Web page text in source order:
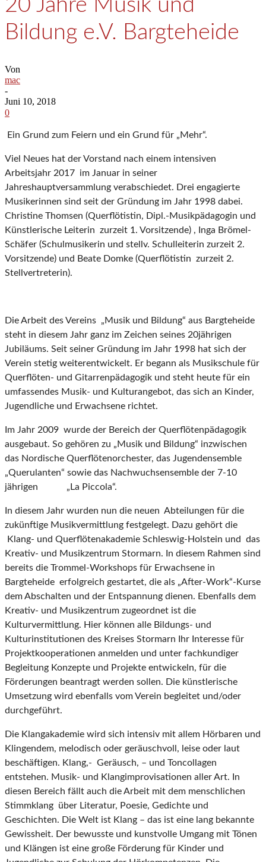
Bildung e.V. Bargteheide
Von
mac
-
Juni 10, 2018
0
Ein Grund zum Feiern und ein Grund für „Mehr“.
Viel Neues hat der Vorstand nach einem intensiven
Arbeitsjahr 2017 im Januar in seiner
Jahreshauptversammlung verabschiedet. Drei engagierte
Musikerinnen sind seit der Gründung im Jahr 1998 dabei.
Christine Thomsen (Querflötistin, Dipl.-Musikpädagogin und
Künstlerische Leiterin zurzeit 1. Vorsitzende) , Inga Brömel-
Schäfer (Schulmusikerin und stellv. Schulleiterin zurzeit 2.
Vorsitzende) und Beate Domke (Querflötistin zurzeit 2.
Stellvertreterin).
Die Arbeit des Vereins „Musik und Bildung“ aus Bargteheide
steht in diesem Jahr ganz im Zeichen seines 20jährigen
Jubiläums. Seit seiner Gründung im Jahr 1998 hat sich der
Verein stetig weiterentwickelt. Er begann als Musikschule für
Querflöten- und Gitarrenpädagogik und steht heute für ein
umfassendes Musik- und Kulturangebot, das sich an Kinder,
Jugendliche und Erwachsene richtet.
Im Jahr 2009 wurde der Bereich der Querflötenpädagogik
ausgebaut. So gehören zu „Musik und Bildung“ inzwischen
das Nordische Querflötenorchester, das Jugendensemble
„Querulanten“ sowie das Nachwuchsensemble der 7-10
jährigen „La Piccola“.
In diesem Jahr wurden nun die neuen Abteilungen für die
zukünftige Musikvermittlung festgelegt. Dazu gehört die
Klang- und Querflötenakademie Schleswig-Holstein und das
Kreativ- und Musikzentrum Stormarn. In diesem Rahmen sind
bereits die Trommel-Workshops für Erwachsene in
Bargteheide erfolgreich gestartet, die als „After-Work“-Kurse
dem Abschalten und der Entspannung dienen. Ebenfalls dem
Kreativ- und Musikzentrum zugeordnet ist die
Kulturvermittlung. Hier können alle Bildungs- und
Kulturinstitutionen des Kreises Stormarn Ihr Interesse für
Projektkooperationen anmelden und unter fachkundiger
Begleitung Konzepte und Projekte entwickeln, für die
Förderungen beantragt werden sollen. Die künstlerische
Umsetzung wird ebenfalls vom Verein begleitet und/oder
durchgeführt.
Die Klangakademie wird sich intensiv mit allem Hörbaren und
Klingendem, melodisch oder geräuschvoll, leise oder laut
beschäftigen. Klang,- Geräusch, – und Toncollagen
entstehen. Musik- und Klangimprovisationen aller Art. In
diesen Bereich fällt auch die Arbeit mit dem menschlichen
Stimmklang über Literatur, Poesie, Gedichte und
Geschichten. Die Welt ist Klang – das ist eine lang bekannte
Gewissheit. Der bewusste und kunstvolle Umgang mit Tönen
und Klängen ist eine große Förderung für Kinder und